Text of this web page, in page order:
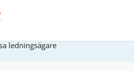
ledningsägare